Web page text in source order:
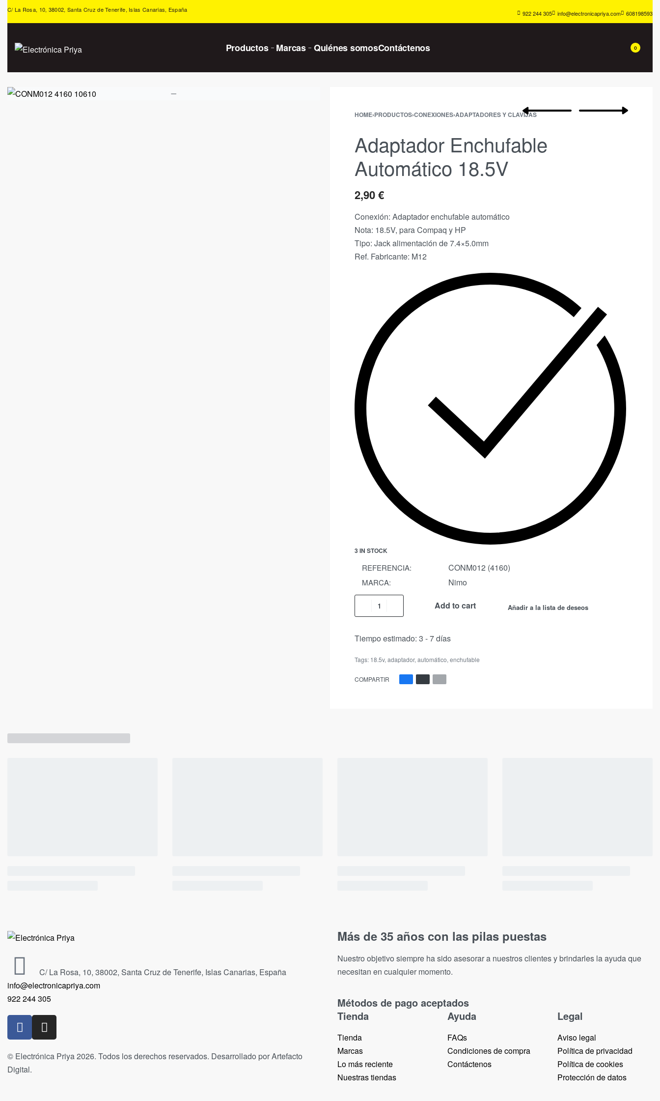
C/ La Rosa, 10, 38002, Santa Cruz de Tenerife, Islas Canarias, España 922 244 305 info@electronicapriya.com 608198593
Productos Marcas Quiénes somosContáctenos 0
HOME›PRODUCTOS›CONEXIONES›ADAPTADORES Y CLAVIJAS
Adaptador Enchufable
Automático 18.5V
2,90€
Conexión: Adaptador enchufable automático
Nota: 18.5V, para Compaq y HP
Tipo: Jack alimentación de 7.4×5.0mm
Ref. Fabricante: M12
3 IN STOCK
REFERENCIA: CONM012 (4160)
MARCA: Nimo
Add to cart Añadir a la lista de deseos
Tiempo estimado: 3 - 7 días
Tags: 18.5v, adaptador, automático, enchufable
COMPARTIR
C/ La Rosa, 10, 38002, Santa Cruz de Tenerife, Islas Canarias, España
info@electronicapriya.com
922 244 305
© Electrónica Priya 2026. Todos los derechos reservados. Desarrollado por Artefacto
Digital.
Más de 35 años con las pilas puestas
Nuestro objetivo siempre ha sido asesorar a nuestros clientes y brindarles la ayuda que
necesitan en cualquier momento.
Métodos de pago aceptados
Tienda
Tienda
Marcas
Lo más reciente​
Nuestras tiendas​
Ayuda
FAQs
Condiciones de compra
Contáctenos
Legal
Aviso legal
Política de privacidad
Política de cookies
Protección de datos